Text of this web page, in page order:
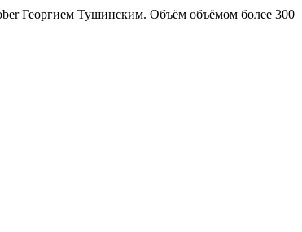
Георгием Тушинским. Объём объёмом более 300